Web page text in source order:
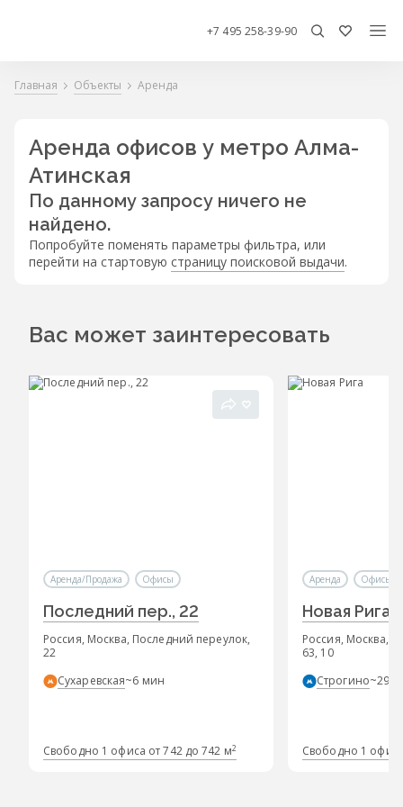
+7 495 258-39-90
Главная Объекты Аренда
Аренда офисов у метро Алма-
Атинская
По данному запросу ничего не
найдено.
Попробуйте поменять параметры фильтра, или
перейти на стартовую страницу поисковой выдачи.
Вас может заинтересовать
Аренда/Продажа Офисы
Последний пер., 22
Россия, Москва, Последний переулок,
22
Сухаревская~6 мин
Свободно 1 офиса от 742 до 742 м2
Аренда Офисы
Новая Рига
Россия, Москва,
63, 10
Строгино~29
Свободно 1